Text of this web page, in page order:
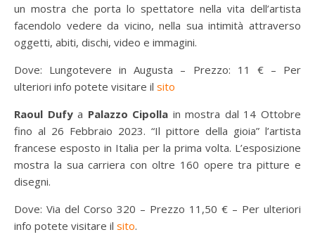
un mostra che porta lo spettatore nella vita dell’artista
facendolo vedere da vicino, nella sua intimità attraverso
oggetti, abiti, dischi, video e immagini.
Dove: Lungotevere in Augusta – Prezzo: 11 € – Per
ulteriori info potete visitare il sito
Raoul Dufya Palazzo Cipolla in mostra dal 14 Ottobre
fino al 26 Febbraio 2023. “Il pittore della gioia” l’artista
francese esposto in Italia per la prima volta. L’esposizione
mostra la sua carriera con oltre 160 opere tra pitture e
disegni.
Dove: Via del Corso 320 – Prezzo 11,50 € – Per ulteriori
info potete visitare il sito.